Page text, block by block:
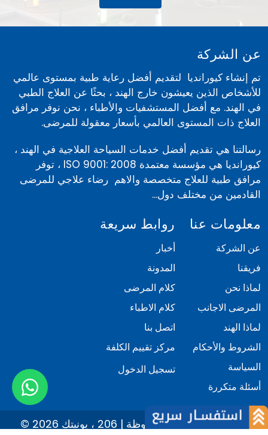
عن الشركة
تم إنشاء كيورانديا لتقديم أفضل رعاية طبية بمستوى عالمي
للأشخاص الذين يعيشون خارج الهند ، بحثًا عن العلاج الطبي
في الهند. مع أفضل المستشفيات والأطباء ، نحن نوفر مرافق
العلاج ذات المستوى العالمي بأسعار معقولة للمرضى.
رسالتنا هي تقديم أفضل خدمات السياحة العلاجية في الهند ،
كيورانديا هي مؤسسة معتمدة ISO 9001: 2008 ، توفر
مرافق طبية للعلاج متخصصة والاهم رضاء علاجي للمرضى
القادمين من مختلف دول...
معلومات عنا
عن الشركة
فريقنا
لماذا نحن
المرضى الاجانب
لماذا الهند
الشروط والأحكام
السياسة
أسئلة متكررة
روابط سريعة
أخبار
المدونة
كلام المرضى
كلام الاطباء
اتصل بنا
مركز تقييم الكلفة
تسجيل الدخول
© 2026 كيور انديا. كل الحقوق محفوظة | 206 ، يونيتك